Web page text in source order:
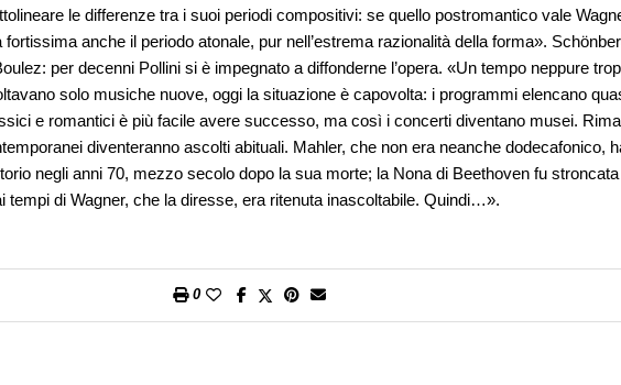
le differenze tra i suoi periodi compositivi: se quello postromantico vale
fortissima anche il periodo atonale, pur nell’estrema razionalità della forma».
per decenni Pollini si è impegnato a diffonderne l’opera. «Un tempo neppure
solo musiche nuove, oggi la situazione è capovolta: i programmi elencano
e romantici è più facile avere successo, ma così i concerti diventano musei.
diventeranno ascolti abituali. Mahler, che non era neanche dodecafonico,
negli anni 70, mezzo secolo dopo la sua morte; la Nona di Beethoven fu
tempi di Wagner, che la diresse, era ritenuta inascoltabile. Quindi…».
0